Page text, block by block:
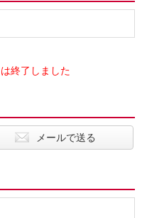
終了しました
メールで送る